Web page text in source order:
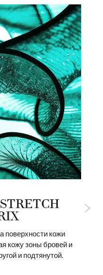
поверхности кожи
кожу зоны бровей и
и подтянутой.